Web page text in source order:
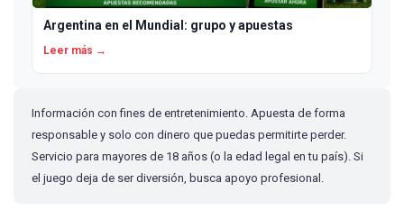
Argentina en el Mundial: grupo y apuestas
Leer más →
Información con fines de entretenimiento. Apuesta de forma
responsable y solo con dinero que puedas permitirte perder.
Servicio para mayores de 18 años (o la edad legal en tu país). Si
el juego deja de ser diversión, busca apoyo profesional.